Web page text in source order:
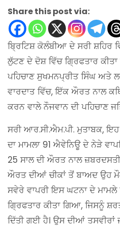
Share this post via:
ਬ੍ਰਿਟਿਸ਼ ਕੋਲੰਬੀਆ ਦੇ ਸਰੀ ਸ਼ਹਿਰ
ਲੁੱਟਣ ਦੇ ਦੋਸ਼ ਵਿੱਚ ਗ੍ਰਿਫਤਾਰ
ਪਹਿਚਾਣ ਸੁਖਮਨਪ੍ਰੀਤ ਸਿੰਘ ਅਤੇ
ਵਾਰਦਾਤ ਵਿੱਚ, ਇੱਕ ਔਰਤ ਨਾਲ
ਕਰਨ ਵਾਲੇ ਨੌਜਵਾਨ ਦੀ ਪਹਿਚਾਣ
ਸਰੀ ਆਰ.ਸੀ.ਐਮ.ਪੀ. ਮੁਤਾਬਕ,
ਦਾ ਮਾਮਲਾ 91 ਐਵੇਨਿਊ ਦੇ ਨੇੜੇ
25 ਸਾਲ ਦੀ ਔਰਤ ਨਾਲ
ਔਰਤ ਦੀਆਂ ਚੀਕਾਂ ਤੋਂ ਬਾਅਦ ਉਹ
ਸਵੇਰੇ ਵਾਪਰੀ ਇਸ ਘਟਨਾ ਦੇ ਮਾਮਲੇ
ਗ੍ਰਿਫਤਾਰ ਕੀਤਾ ਗਿਆ, ਜਿਸਨੂੰ
ਦਿੱਤੀ ਗਈ ਹੈ। ਉਸ ਦੀਆਂ